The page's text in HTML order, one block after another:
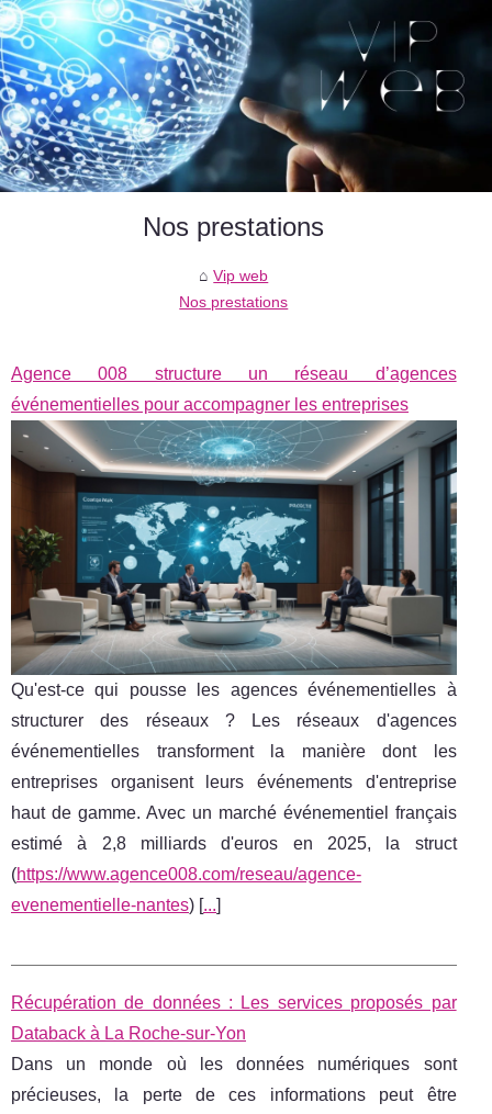
Nos prestations
Vip web
Nos prestations
Agence 008 structure un réseau d’agences
événementielles pour accompagner les entreprises
Qu'est-ce qui pousse les agences événementielles à
structurer des réseaux ? Les réseaux d'agences
événementielles transforment la manière dont les
entreprises organisent leurs événements d'entreprise
haut de gamme. Avec un marché événementiel français
estimé à 2,8 milliards d'euros en 2025, la struct
(https://www.agence008.com/reseau/agence-
evenementielle-nantes) [...]
Récupération de données : Les services proposés par
Databack à La Roche-sur-Yon
Dans un monde où les données numériques sont
précieuses, la perte de ces informations peut être